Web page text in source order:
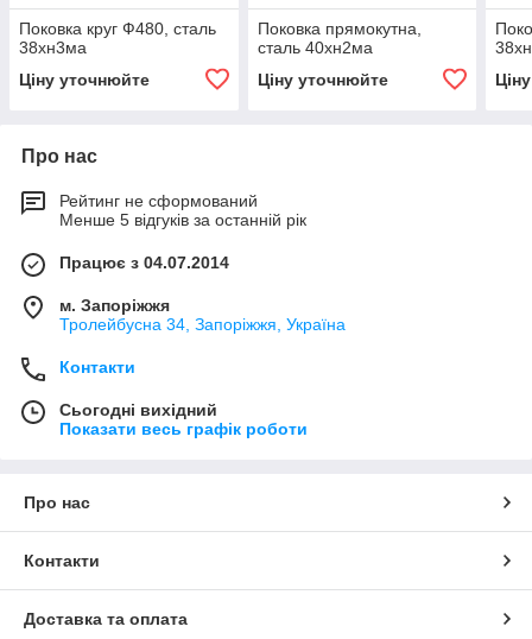
Поковка круг Ф480, сталь
38хн3ма
Ціну уточнюйте
Поковка прямокутна,
сталь 40хн2ма
Ціну уточнюйте
Про нас
Рейтинг не сформований
Менше 5 відгуків за останній рік
Працює з 04.07.2014
м. Запоріжжя
Тролейбусна 34, Запоріжжя, Україна
Контакти
Сьогодні вихідний
Показати весь графік роботи
Про нас
Контакти
Доставка та оплата